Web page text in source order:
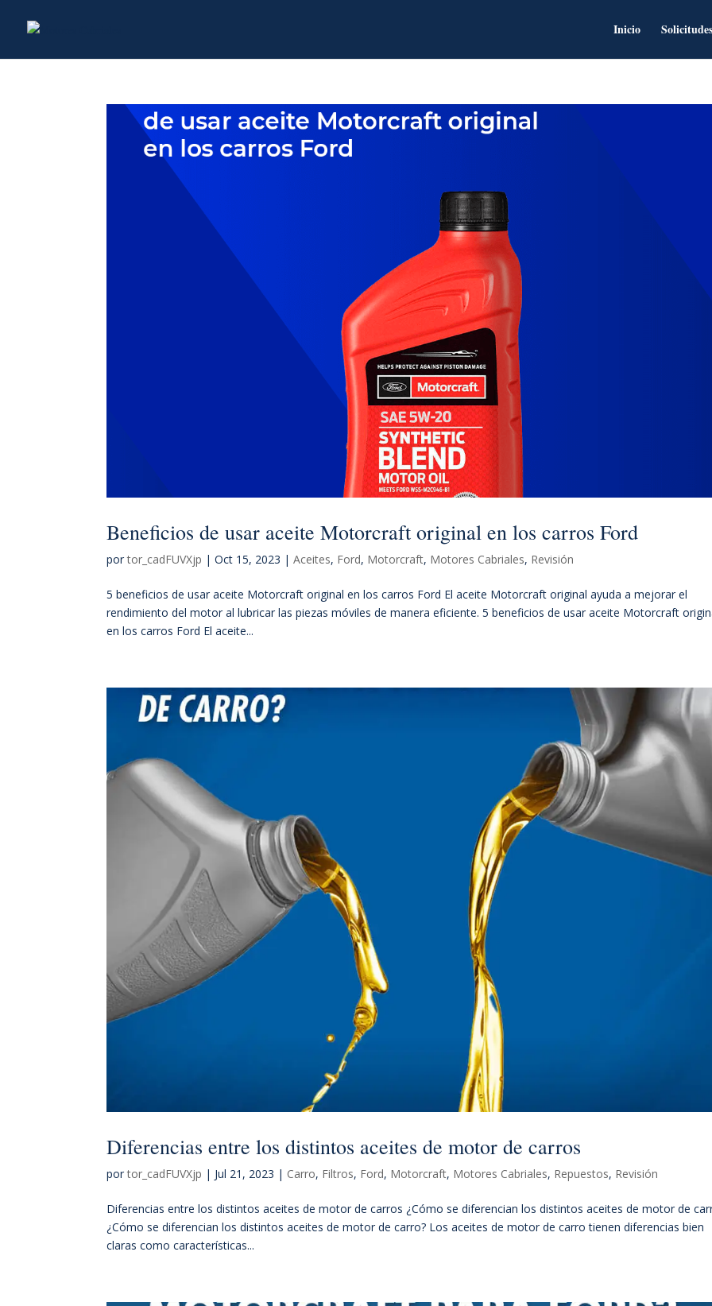
Inicio Solicitudes
Beneficios de usar aceite Motorcraft original en los carros Ford
portor_cadFUVXjp |Oct 15, 2023 |Aceites, Ford, Motorcraft, Motores Cabriales, Revisión
5 beneficios de usar aceite Motorcraft original en los carros Ford El aceite Motorcraft original ayuda a mejorar el
rendimiento del motor al lubricar las piezas móviles de manera eficiente. 5 beneficios de usar aceite Motorcraft
en los carros Ford El aceite...
Diferencias entre los distintos aceites de motor de carros
portor_cadFUVXjp | Jul 21, 2023 | Carro, Filtros, Ford, Motorcraft, Motores Cabriales, Repuestos, Revisión
Diferencias entre los distintos aceites de motor de carros ¿Cómo se diferencian los distintos aceites de motor de
¿Cómo se diferencian los distintos aceites de motor de carro? Los aceites de motor de carro tienen diferencias bien
claras como características...